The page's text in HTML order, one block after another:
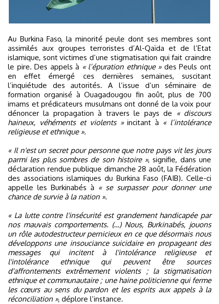
Au Burkina Faso, la minorité peule dont ses membres sont
assimilés aux groupes terroristes d’Al-Qaïda et de l’Etat
islamique, sont victimes d’une stigmatisation qui fait craindre
le pire. Des appels à « l’épuration ethnique »des Peuls ont
en effet émergé ces dernières semaines, suscitant
l’inquiétude des autorités. A l’issue d’un séminaire de
formation organisé à Ouagadougou fin août, plus de 700
imams et prédicateurs musulmans ont donné de la voix pour
dénoncer la propagation à travers le pays de
« discours
haineux, véhéments et violents »incitant à « l’intolérance
religieuse et ethnique ».
« Il n'est un secret pour personne que notre pays vit les jours
parmi les plus sombres de son histoire », signifie, dans une
déclaration rendue publique dimanche 28 août, la Fédération
des associations islamiques du Burkina Faso (FAIB). Celle-ci
appelle les Burkinabés à « se surpasser pour donner une
chance de survie à la nation ».
« La lutte contre l'insécurité est grandement handicapée par
nos mauvais comportements. (…) Nous, Burkinabés, jouons
un rôle autodestructeur pernicieux en ce que désormais nous
développons une insouciance suicidaire en propageant des
messages qui incitent à l'intolérance religieuse et
l'intolérance ethnique qui peuvent être sources
d'affrontements extrêmement violents ; la stigmatisation
ethnique et communautaire ; une haine politicienne qui ferme
les cœurs au sens du pardon et les esprits aux appels à la
réconciliation », déplore l’instance.